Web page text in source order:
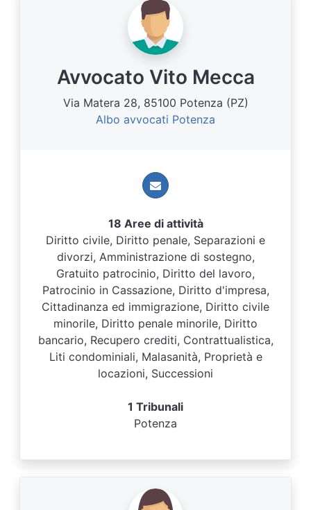
Avvocato Vito Mecca
Via Matera 28, 85100 Potenza (PZ)
Albo avvocati Potenza
18 Aree di attività
Diritto civile, Diritto penale, Separazioni e
divorzi, Amministrazione di sostegno,
Gratuito patrocinio, Diritto del lavoro,
Patrocinio in Cassazione, Diritto d'impresa,
Cittadinanza ed immigrazione, Diritto civile
minorile, Diritto penale minorile, Diritto
bancario, Recupero crediti, Contrattualistica,
Liti condominiali, Malasanità, Proprietà e
locazioni, Successioni
1 Tribunali
Potenza